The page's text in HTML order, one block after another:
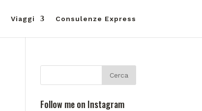
Viaggi Consulenze Express
Follow me on Instagram